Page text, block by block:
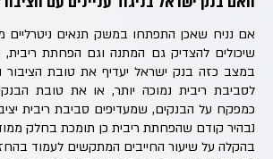
אם נניח שאכן התפתחו במשק תנאים ניטרליים
שיכולים להצדיק גם המתנה וגם הפחתת
במצב כזה בנק ישראל יעדיף את טובת הציבור
לסביבת ריבית נמוכה יותר, או את טובת
כמפקח על הבנקים, שמעדיפים סביבת ריבית
נבהיר קודם שהפחתת ריבית כן תומכת בחלק
בהקלה על שיעור החייבים המתקשים לעמוד